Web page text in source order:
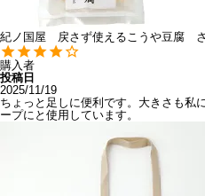
紀ノ国屋 戻さず使えるこうや豆腐
購入者
投稿日
2025/11/19
ちょっと足しに便利です。大きさも私
ープにと使用しています。